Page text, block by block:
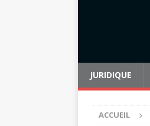
JURIDIQUE
ACCUEIL